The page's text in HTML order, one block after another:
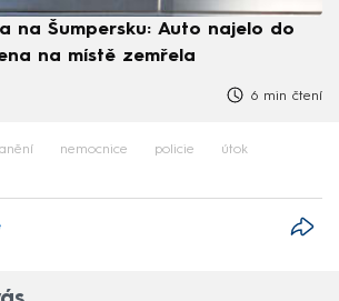
na Šumpersku: Auto najelo do
na místě zemřela
6 min čtení
nemocnice policie útok